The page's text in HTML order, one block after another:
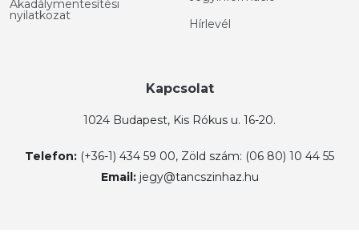
Akadálymentesítési
nyilatkozat
Hírlevél
Kapcsolat
1024 Budapest, Kis Rókus u. 16-20.
Telefon: (+36-1) 434 59 00, Zöld szám: (06 80) 10 44 55
Email: jegy@tancszinhaz.hu